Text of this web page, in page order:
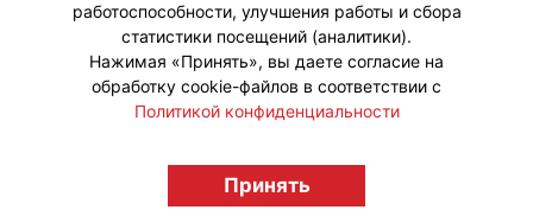
licensingrussia.ru, 2009-2026 12+
работоспособности, улучшения работы и сбора
статистики посещений (аналитики).
Нажимая «Принять», вы даете согласие на
обработку cookie-файлов в соответствии с
Политикой конфиденциальности
Принять